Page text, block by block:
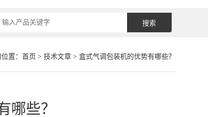
置： 首页 > 技术文章> 盒式气调包装机的优势有哪些？
哪些？